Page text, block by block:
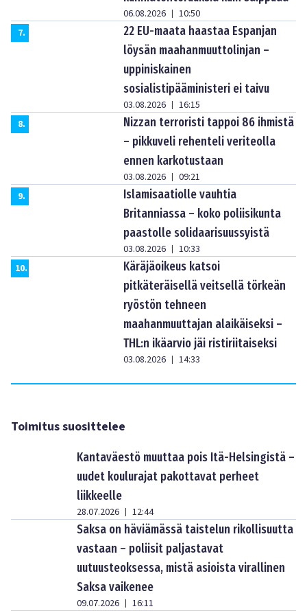
06.08.2026 | 10:50
7.
22 EU-maata haastaa Espanjan
löysän maahanmuuttolinjan –
uppiniskainen
sosialistipääministeri ei taivu
03.08.2026 | 16:15
8.
Nizzan terroristi tappoi 86 ihmistä
– pikkuveli rehenteli veriteolla
ennen karkotustaan
03.08.2026 | 09:21
9.
Islamisaatiolle vauhtia
Britanniassa – koko poliisikunta
paastolle solidaarisuussyistä
03.08.2026 | 10:33
10.
Käräjäoikeus katsoi
pitkäteräisellä veitsellä törkeän
ryöstön tehneen
maahanmuuttajan alaikäiseksi –
THL:n ikäarvio jäi ristiriitaiseksi
03.08.2026 | 14:33
Toimitus suosittelee
Kantaväestö muuttaa pois Itä-Helsingistä –
uudet koulurajat pakottavat perheet
liikkeelle
28.07.2026 | 12:44
Saksa on häviämässä taistelun rikollisuutta
vastaan – poliisit paljastavat
uutuusteoksessa, mistä asioista virallinen
Saksa vaikenee
09.07.2026 | 16:11